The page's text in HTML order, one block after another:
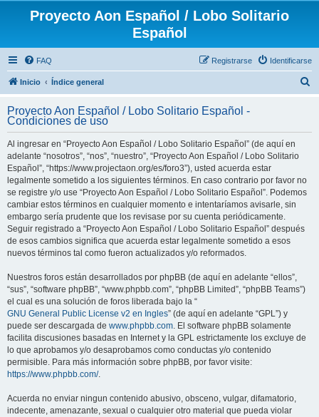
Proyecto Aon Español / Lobo Solitario
Español
FAQ Identificarse
Registrarse
Inicio Índice general
c
Proyecto Aon Español / Lobo Solitario Español -
Condiciones de uso
Al ingresar en “Proyecto Aon Español / Lobo Solitario Español” (de aquí en
adelante “nosotros”, “nos”, “nuestro”, “Proyecto Aon Español / Lobo Solitario
Español”, “https://www.projectaon.org/es/foro3”), usted acuerda estar
legalmente sometido a los siguientes términos. En caso contrario por favor no
se registre y/o use “Proyecto Aon Español / Lobo Solitario Español”. Podemos
cambiar estos términos en cualquier momento e intentaríamos avisarle, sin
embargo sería prudente que los revisase por su cuenta periódicamente.
Seguir registrado a “Proyecto Aon Español / Lobo Solitario Español” después
de esos cambios significa que acuerda estar legalmente sometido a esos
nuevos términos tal como fueron actualizados y/o reformados.
Nuestros foros están desarrollados por phpBB (de aquí en adelante “ellos”,
“sus”, “software phpBB”, “www.phpbb.com”, “phpBB Limited”, “phpBB Teams”)
el cual es una solución de foros liberada bajo la “
GNU General Public License v2 en Ingles” (de aquí en adelante “GPL”) y
puede ser descargada de www.phpbb.com. El software phpBB solamente
facilita discusiones basadas en Internet y la GPL estrictamente los excluye de
lo que aprobamos y/o desaprobamos como conductas y/o contenido
permisible. Para más información sobre phpBB, por favor visite:
https://www.phpbb.com/.
Acuerda no enviar ningun contenido abusivo, obsceno, vulgar, difamatorio,
indecente, amenazante, sexual o cualquier otro material que pueda violar